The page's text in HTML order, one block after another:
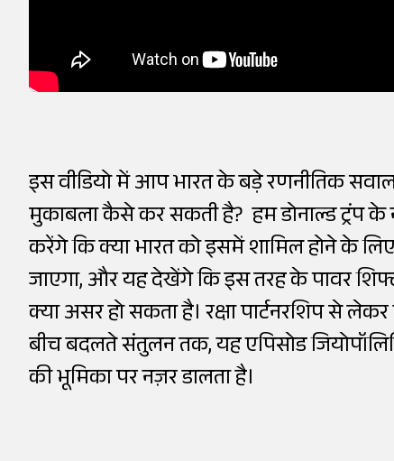
इस वीडियो में आप भारत के बड़े रणनीतिक
मुकाबला कैसे कर सकती है? हम डोनाल्ड ट्रंप
करेंगे कि क्या भारत को इसमें शामिल होने के
जाएगा, और यह देखेंगे कि इस तरह के पावर
क्या असर हो सकता है। रक्षा पार्टनरशिप से
बीच बदलते संतुलन तक, यह एपिसोड
की भूमिका पर नज़र डालता है।